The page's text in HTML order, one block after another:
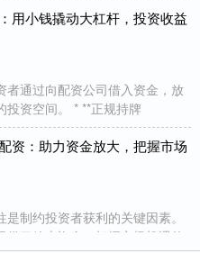
用小钱撬动大杠杆，投资收益
者通过向配资公司借入资金，放
投资空间。 * **正规持牌
资：助力资金放大，把握市场
制约投资者获利的关键因素。
了放大资金、把握市场机遇的